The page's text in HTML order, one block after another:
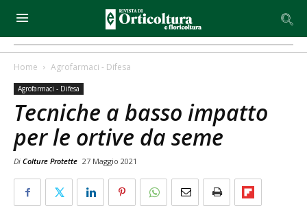
Home Agrofarmaci - Difesa
Agrofarmaci - Difesa
Tecniche a basso impatto
per le ortive da seme
Di Colture Protette 27 Maggio 2021